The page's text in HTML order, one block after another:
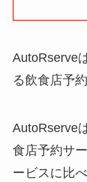
AutoRserve
る飲食店予
AutoRserve
食店予約サ
ービスに比